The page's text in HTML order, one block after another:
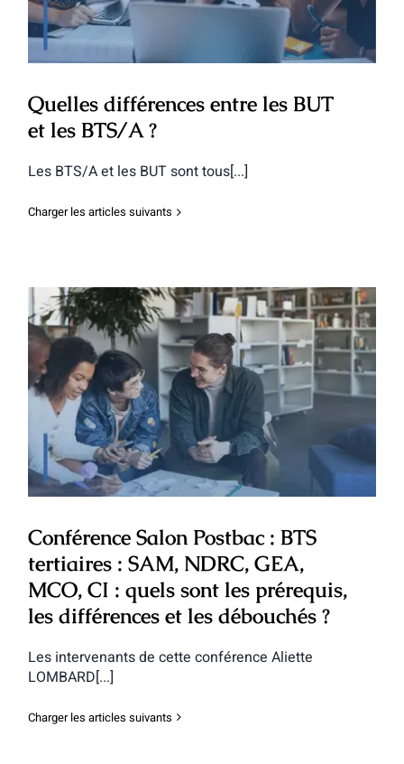
Quelles différences entre les BUT
et les BTS/A ?
Les BTS/A et les BUT sont tous[...]
Charger les articles suivants
Conférence Salon Postbac : BTS
tertiaires : SAM, NDRC, GEA, MCO, CI :
quels sont les prérequis, les différences
et les débouchés ?
Conférence Salon Postbac : BTS
tertiaires : SAM, NDRC, GEA,
MCO, CI : quels sont les prérequis,
les différences et les débouchés ?
Les intervenants de cette conférence Aliette
LOMBARD[...]
Charger les articles suivants